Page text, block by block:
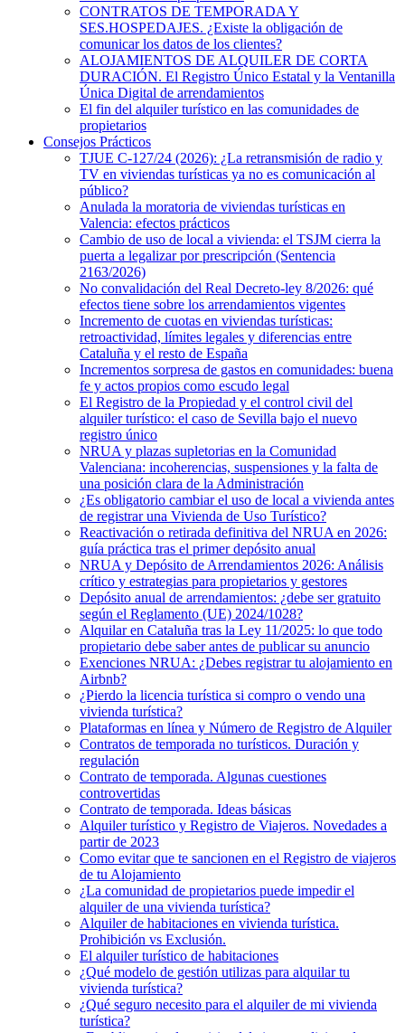
CONTRATOS DE TEMPORADA Y
SES.HOSPEDAJES. ¿Existe la obligación de
comunicar los datos de los clientes?
ALOJAMIENTOS DE ALQUILER DE CORTA
DURACIÓN. El Registro Único Estatal y la Ventanilla
Única Digital de arrendamientos
El fin del alquiler turístico en las comunidades de
propietarios
Consejos Prácticos
TJUE C-127/24 (2026): ¿La retransmisión de radio y
TV en viviendas turísticas ya no es comunicación al
público?
Anulada la moratoria de viviendas turísticas en
Valencia: efectos prácticos
Cambio de uso de local a vivienda: el TSJM cierra la
puerta a legalizar por prescripción (Sentencia
2163/2026)
No convalidación del Real Decreto-ley 8/2026: qué
efectos tiene sobre los arrendamientos vigentes
Incremento de cuotas en viviendas turísticas:
retroactividad, límites legales y diferencias entre
Cataluña y el resto de España
Incrementos sorpresa de gastos en comunidades: buena
fe y actos propios como escudo legal
El Registro de la Propiedad y el control civil del
alquiler turístico: el caso de Sevilla bajo el nuevo
registro único
NRUA y plazas supletorias en la Comunidad
Valenciana: incoherencias, suspensiones y la falta de
una posición clara de la Administración
¿Es obligatorio cambiar el uso de local a vivienda antes
de registrar una Vivienda de Uso Turístico?
Reactivación o retirada definitiva del NRUA en 2026:
guía práctica tras el primer depósito anual
NRUA y Depósito de Arrendamientos 2026: Análisis
crítico y estrategias para propietarios y gestores
Depósito anual de arrendamientos: ¿debe ser gratuito
según el Reglamento (UE) 2024/1028?
Alquilar en Cataluña tras la Ley 11/2025: lo que todo
propietario debe saber antes de publicar su anuncio
Exenciones NRUA: ¿Debes registrar tu alojamiento en
Airbnb?
¿Pierdo la licencia turística si compro o vendo una
vivienda turística?
Plataformas en línea y Número de Registro de Alquiler
Contratos de temporada no turísticos. Duración y
regulación
Contrato de temporada. Algunas cuestiones
controvertidas
Contrato de temporada. Ideas básicas
Alquiler turístico y Registro de Viajeros. Novedades a
partir de 2023
Como evitar que te sancionen en el Registro de viajeros
de tu Alojamiento
¿La comunidad de propietarios puede impedir el
alquiler de una vivienda turística?
Alquiler de habitaciones en vivienda turística.
Prohibición vs Exclusión.
El alquiler turístico de habitaciones
¿Qué modelo de gestión utilizas para alquilar tu
vivienda turística?
¿Qué seguro necesito para el alquiler de mi vivienda
turística?